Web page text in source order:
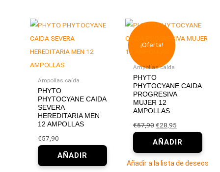
Ampollas caída
PHYTO
PHYTOCYANE CAIDA
SEVERA
HEREDITARIA MEN
12 AMPOLLAS
€57,90
¡Oferta!
Ampollas caída
PHYTO
PHYTOCYANE CAIDA
PROGRESIVA
MUJER 12
AMPOLLAS
€57,90
El
precio
original
era:
€57,90.
€28,95
El
precio
Añadir a la lista de deseos